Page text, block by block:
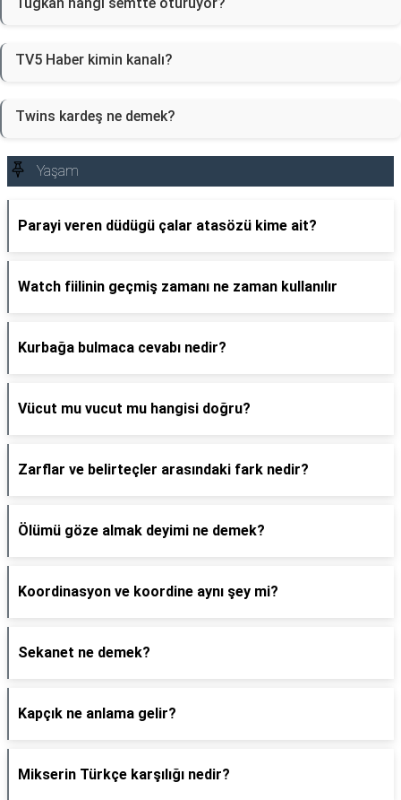
TV5 Haber kimin kanalı?
Twins kardeş ne demek?
Yaşam
Parayi veren düdügü çalar atasözü kime ait?
Watch fiilinin geçmiş zamanı ne zaman kullanılır
Kurbağa bulmaca cevabı nedir?
Vücut mu vucut mu hangisi doğru?
Zarflar ve belirteçler arasındaki fark nedir?
Ölümü göze almak deyimi ne demek?
Koordinasyon ve koordine aynı şey mi?
Sekanet ne demek?
Kapçık ne anlama gelir?
Mikserin Türkçe karşılığı nedir?